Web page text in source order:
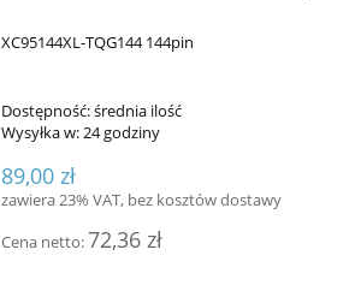
XC95144XL-TQG144 144pin
Dostępność:średnia ilość
Wysyłka w:24 godziny
89,00 zł
zawiera 23% VAT, bez kosztów dostawy
Cena netto:72,36 zł